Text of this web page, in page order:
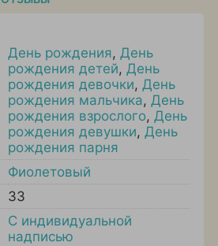
День рождения, День
рождения детей, День
рождения девочки, День
рождения мальчика, День
рождения взрослого, День
рождения девушки, День
рождения парня
Фиолетовый
33
С индивидуальной
надписью